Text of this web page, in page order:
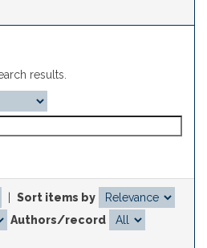
results.
Sort items by
Authors/record